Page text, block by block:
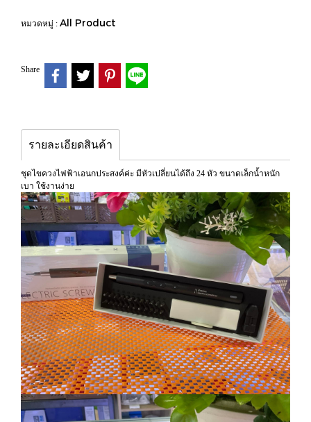
หมวดหมู่ : All Product
Share
รายละเอียดสินค้า
ชุดไขควงไฟฟ้าเอนกประสงค์ค่ะ มีหัวเปลี่ยนได้ถึง 24 หัว ขนาดเล็กน้ำหนัก
เบา ใช้งานง่าย